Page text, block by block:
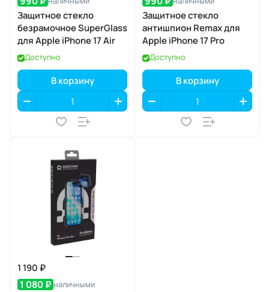
Защитное стекло
безрамочное SuperGlass
для Apple iPhone 17 Air
Доступно
В корзину
Защитное стекло
антишпион Remax для
Apple iPhone 17 Pro
Доступно
В корзину
1 190 ₽
1 080 ₽ наличными